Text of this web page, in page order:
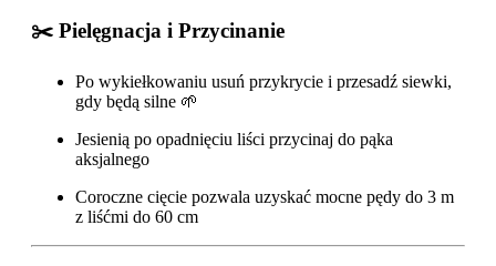
✂️ Pielęgnacja i Przycinanie
Po wykiełkowaniu usuń przykrycie i przesadź siewki,
gdy będą silne 🌱
Jesienią po opadnięciu liści przycinaj do pąka
aksjalnego
Coroczne cięcie pozwala uzyskać mocne pędy do 3 m
z liśćmi do 60 cm